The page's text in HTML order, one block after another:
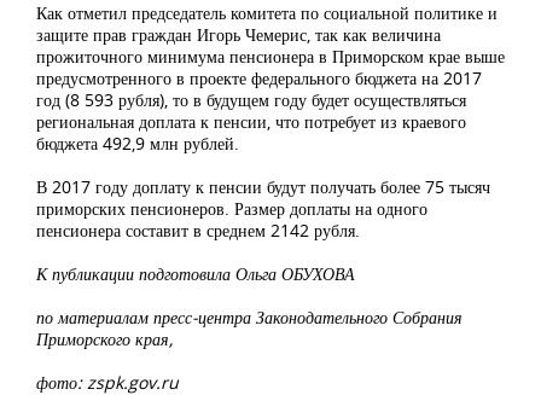
Как отметил председатель комитета по социальной политике и
защите прав граждан Игорь Чемерис, так как величина
прожиточного минимума пенсионера в Приморском крае выше
предусмотренного в проекте федерального бюджета на 2017
год (8 593 рубля), то в будущем году будет осуществляться
региональная доплата к пенсии, что потребует из краевого
бюджета 492,9 млн рублей.
В 2017 году доплату к пенсии будут получать более 75 тысяч
приморских пенсионеров. Размер доплаты на одного
пенсионера составит в среднем 2142 рубля.
К публикации подготовила Ольга ОБУХОВА
по материалам пресс-центра Законодательного Собрания
Приморского края,
фото: zspk.gov.ru